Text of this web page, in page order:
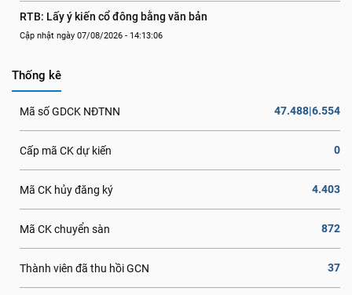
RTB: Lấy ý kiến cổ đông bằng văn bản
Cập nhật ngày 07/08/2026 - 14:13:06
Thống kê
Mã số GDCK NĐTNN 47.488|6.554
Cấp mã CK dự kiến 0
Mã CK hủy đăng ký 4.403
Mã CK chuyển sàn 872
Thành viên đã thu hồi GCN 37